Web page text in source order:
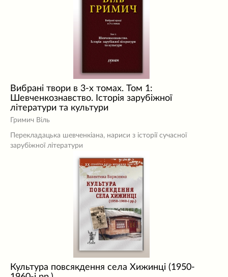
Вибрані твори в 3-х томах. Том 1:
Шевченкознавство. Історія зарубіжної
літератури та культури
Гримич Віль
Перекладацька шевченкіана, нариси з історії сучасної
зарубіжної літератури
Культура повсякдення села Хижинці (1950-